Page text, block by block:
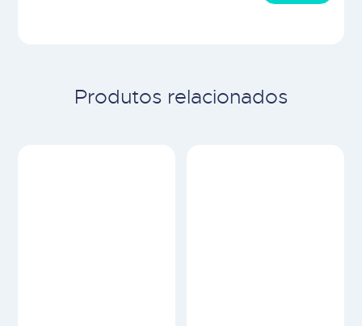
Produtos relacionados